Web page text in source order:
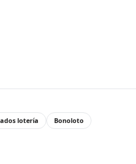
lotería Bonoloto